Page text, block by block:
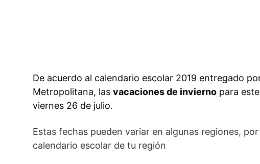
De acuerdo al calendario escolar 2019 entregado
Metropolitana, las vacaciones de invierno para
viernes 26 de julio.
Estas fechas pueden variar en algunas regiones,
calendario escolar de tu región